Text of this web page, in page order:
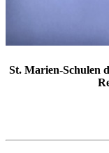
St. Marien-Schulen